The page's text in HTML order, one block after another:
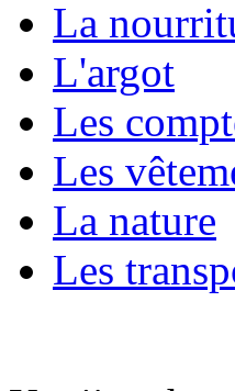
La
L'argot
Les
Les
La nature
Les